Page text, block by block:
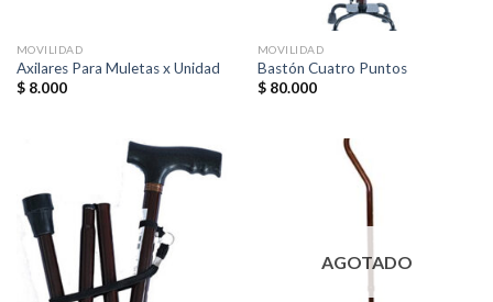
MOVILIDAD
Axilares Para Muletas x Unidad
$8.000
MOVILIDAD
Bastón Cuatro Puntos
$80.000
AGOTADO